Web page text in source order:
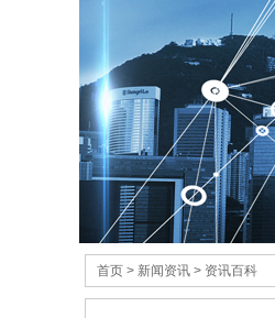
首页 > 新闻资讯 > 资讯百科